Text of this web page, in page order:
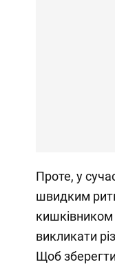
Проте, у
швидким
викликати
Щоб